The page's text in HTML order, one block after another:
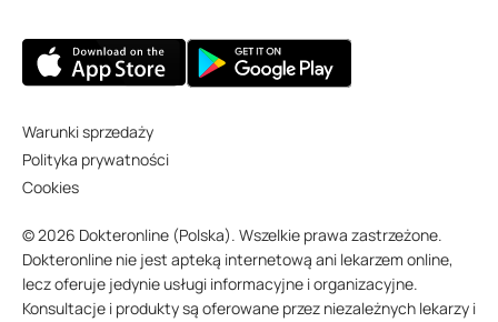
Warunki sprzedaży
Polityka prywatności
Cookies
© 2026 Dokteronline (Polska). Wszelkie prawa zastrzeżone.
Dokteronline nie jest apteką internetową ani lekarzem online,
lecz oferuje jedynie usługi informacyjne i organizacyjne.
Konsultacje i produkty są oferowane przez niezależnych lekarzy i